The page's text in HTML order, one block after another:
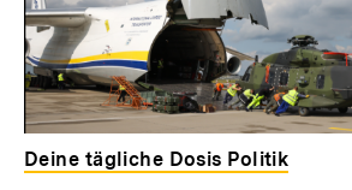
Deine tägliche Dosis Politik